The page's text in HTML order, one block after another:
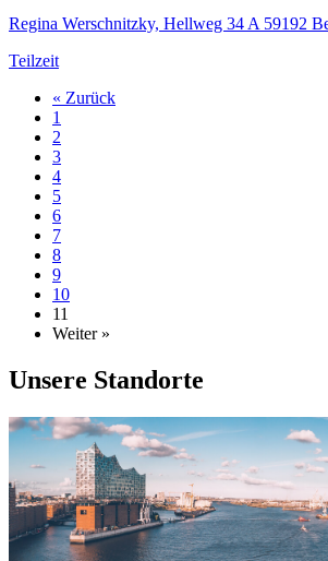
Regina Werschnitzky, Hellweg 34 A 59192
Teilzeit
« Zurück
1
2
3
4
5
6
7
8
9
10
11
Weiter »
Unsere Standorte